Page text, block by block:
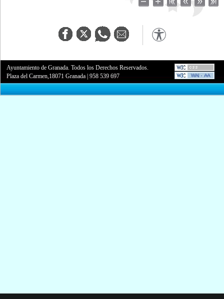
Ayuntamiento de Granada. Todos los Derechos Reservados.
Plaza del Carmen,18071 Granada |958 539 697